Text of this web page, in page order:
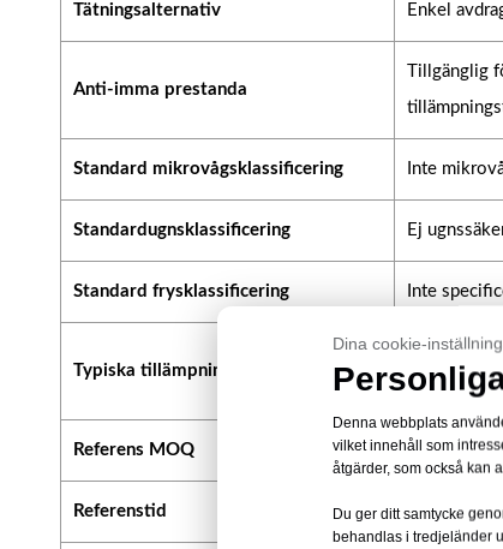
Tätningsalternativ Enkel
Anti-imma prestanda
Tillgänglig
Standard mikrovågsklassificering Inte
Standardugnsklassificering Ej
Standard frysklassificering Inte
Typiska tillämpningar
Frukter och
Referens MOQ Cirka 1
Referenstid Cirka
Dina cookie-
Denna webbplats
vilket innehåll som
åtgärder, som också kan
Du ger ditt samtycke
behandlas i tredjeländer